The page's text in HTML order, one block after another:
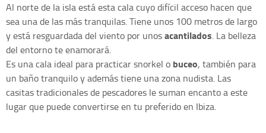
Al norte de la isla está esta cala cuyo difícil acceso hacen que
sea una de las más tranquilas. Tiene unos 100 metros de largo
y está resguardada del viento por unosacantilados. La belleza
del entorno te enamorará.
Es una cala ideal para practicar snorkel o buceo, también para
un baño tranquilo y además tiene una zona nudista. Las
casitas tradicionales de pescadores le suman encanto a este
lugar que puede convertirse en tu preferido en Ibiza.